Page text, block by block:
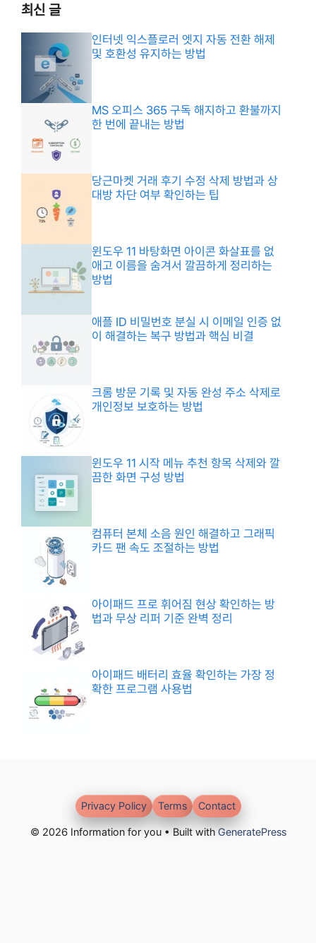
최신 글
인터넷 익스플로러 엣지 자동 전환 해제
및 호환성 유지하는 방법
MS 오피스 365 구독 해지하고 환불까지
한 번에 끝내는 방법
당근마켓 거래 후기 수정 삭제 방법과 상
대방 차단 여부 확인하는 팁
윈도우 11 바탕화면 아이콘 화살표를 없
애고 이름을 숨겨서 깔끔하게 정리하는
방법
애플 ID 비밀번호 분실 시 이메일 인증 없
이 해결하는 복구 방법과 핵심 비결
크롬 방문 기록 및 자동 완성 주소 삭제로
개인정보 보호하는 방법
윈도우 11 시작 메뉴 추천 항목 삭제와 깔
끔한 화면 구성 방법
컴퓨터 본체 소음 원인 해결하고 그래픽
카드 팬 속도 조절하는 방법
아이패드 프로 휘어짐 현상 확인하는 방
법과 무상 리퍼 기준 완벽 정리
아이패드 배터리 효율 확인하는 가장 정
확한 프로그램 사용법
© 2026 Information for you • Built with GeneratePress
Privacy Policy Terms Contact